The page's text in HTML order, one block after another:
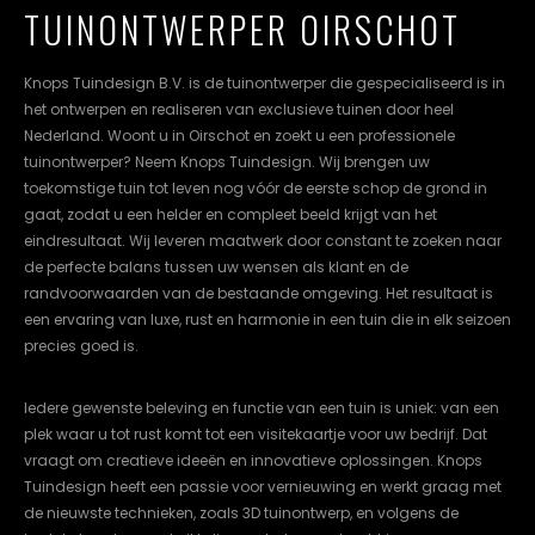
NL EN DE
TUINONTWERPER OIRSCHOT
Knops Tuindesign B.V. is de tuinontwerper die gespecialiseerd is in
het ontwerpen en realiseren van exclusieve tuinen door heel
Nederland. Woont u in Oirschot en zoekt u een professionele
tuinontwerper? Neem Knops Tuindesign. Wij brengen uw
toekomstige tuin tot leven nog vóór de eerste schop de grond in
gaat, zodat u een helder en compleet beeld krijgt van het
eindresultaat. Wij leveren maatwerk door constant te zoeken naar
de perfecte balans tussen uw wensen als klant en de
randvoorwaarden van de bestaande omgeving. Het resultaat is
een ervaring van luxe, rust en harmonie in een tuin die in elk seizoen
precies goed is.
Iedere gewenste beleving en functie van een tuin is uniek: van een
plek waar u tot rust komt tot een visitekaartje voor uw bedrijf. Dat
vraagt om creatieve ideeën en innovatieve oplossingen. Knops
Tuindesign heeft een passie voor vernieuwing en werkt graag met
de nieuwste technieken, zoals 3D tuinontwerp, en volgens de
cookievoorkeuren
instellen.
COOKIE-
INSTELLINGEN
ALLES
AFWIJZEN
ALLE
COOKIES
ACCEPTEREN